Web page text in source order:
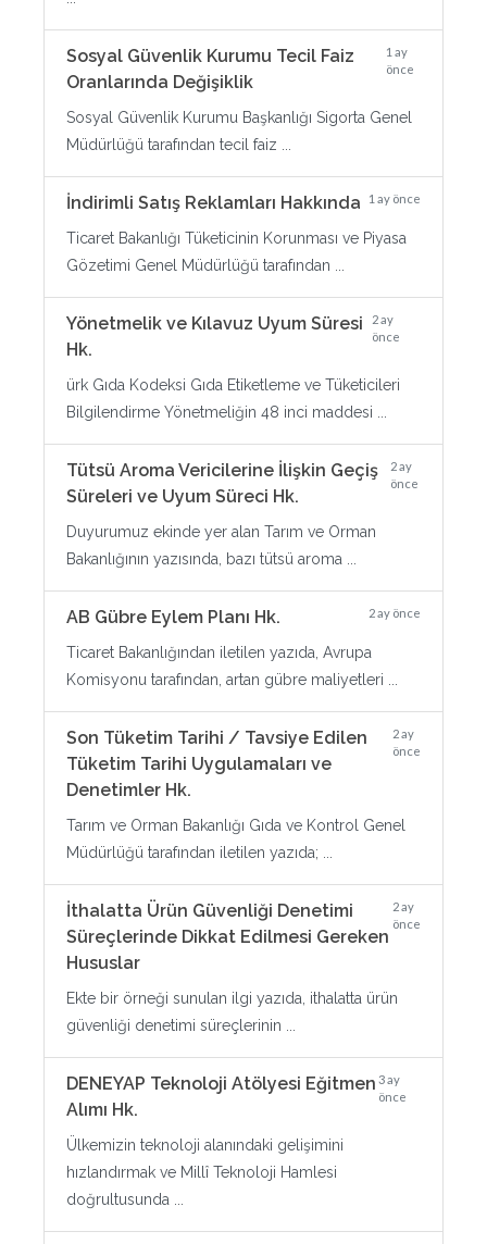
Sosyal Güvenlik Kurumu Tecil Faiz
Oranlarında Değişiklik
1 ay
önce
Sosyal Güvenlik Kurumu Başkanlığı Sigorta Genel
Müdürlüğü tarafından tecil faiz ...
İndirimli Satış Reklamları Hakkında 1 ay önce
Ticaret Bakanlığı Tüketicinin Korunması ve Piyasa
Gözetimi Genel Müdürlüğü tarafından ...
Yönetmelik ve Kılavuz Uyum Süresi
Hk.
2 ay
önce
ürk Gıda Kodeksi Gıda Etiketleme ve Tüketicileri
Bilgilendirme Yönetmeliğin 48 inci maddesi ...
Tütsü Aroma Vericilerine İlişkin Geçiş
Süreleri ve Uyum Süreci Hk.
2 ay
önce
Duyurumuz ekinde yer alan Tarım ve Orman
Bakanlığının yazısında, bazı tütsü aroma ...
AB Gübre Eylem Planı Hk. 2 ay önce
Ticaret Bakanlığından iletilen yazıda, Avrupa
Komisyonu tarafından, artan gübre maliyetleri ...
Son Tüketim Tarihi / Tavsiye Edilen
Tüketim Tarihi Uygulamaları ve
Denetimler Hk.
2 ay
önce
Tarım ve Orman Bakanlığı Gıda ve Kontrol Genel
Müdürlüğü tarafından iletilen yazıda; ...
İthalatta Ürün Güvenliği Denetimi
Süreçlerinde Dikkat Edilmesi Gereken
Hususlar
2 ay
önce
Ekte bir örneği sunulan ilgi yazıda, ithalatta ürün
güvenliği denetimi süreçlerinin ...
DENEYAP Teknoloji Atölyesi Eğitmen
Alımı Hk.
3 ay
önce
Ülkemizin teknoloji alanındaki gelişimini
hızlandırmak ve Millî Teknoloji Hamlesi
doğrultusunda ...